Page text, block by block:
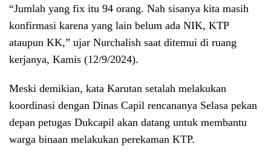
“Jumlah yang fix itu 94 orang. Nah sisanya kita masih
konfirmasi karena yang lain belum ada NIK, KTP
ataupun KK,” ujar Nurchalish saat ditemui di ruang
kerjanya, Kamis (12/9/2024).
Meski demikian, kata Karutan setalah melakukan
koordinasi dengan Dinas Capil rencananya Selasa pekan
depan petugas Dukcapil akan datang untuk membantu
warga binaan melakukan perekaman KTP.